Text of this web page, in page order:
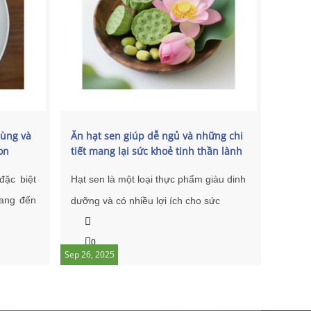
và
biệt
đến
giữa
nhiên
dẫn
Sep 26, 2025
Ăn hạt sen giúp dễ ngủ và những chi
tiết mang lại sức khoẻ tinh thần lành
Hạt sen là một loại thực phẩm giàu dinh
dưỡng và có nhiều lợi ích cho sức
khỏe, đặc biệt là hỗ trợ giấc ngủ và cải
thiện sức khỏe tinh thần. Dưới đây là
các chi tiết cụ thể:
0